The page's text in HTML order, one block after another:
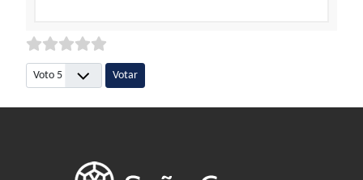
Por favor, vote